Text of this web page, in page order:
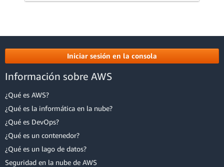
Iniciar sesión en la consola
Información sobre AWS
¿Qué es AWS?
¿Qué es la informática en la nube?
¿Qué es DevOps?
¿Qué es un contenedor?
¿Qué es un lago de datos?
Seguridad en la nube de AWS